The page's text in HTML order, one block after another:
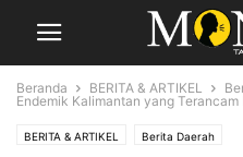
Beranda BERITA & ARTIKEL
Endemik Kalimantan yang Terancam
BERITA & ARTIKEL Berita Daerah